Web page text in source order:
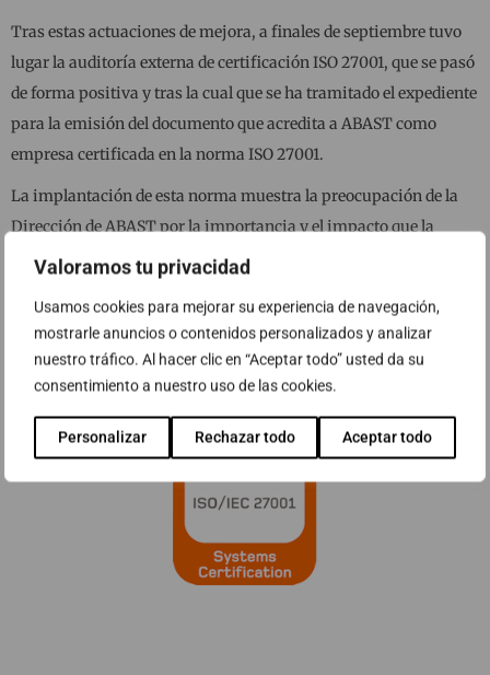
Valoramos tu privacidad
Usamos cookies para mejorar su experiencia de navegación,
mostrarle anuncios o contenidos personalizados y analizar
nuestro tráfico. Al hacer clic en “Aceptar todo” usted da su
consentimiento a nuestro uso de las cookies.
Personalizar Rechazar todo Aceptar todo
Tras estas actuaciones de mejora, a finales de septiembre tuvo
lugar la auditoría externa de certificación ISO 27001, que se pasó
de forma positiva y tras la cual que se ha tramitado el expediente
para la emisión del documento que acredita a ABAST como
empresa certificada en la norma ISO 27001.
La implantación de esta norma muestra la preocupación de la
Dirección de ABAST por la importancia y el impacto que la
Seguridad tiene en nuestra organización en todos sus ámbitos,